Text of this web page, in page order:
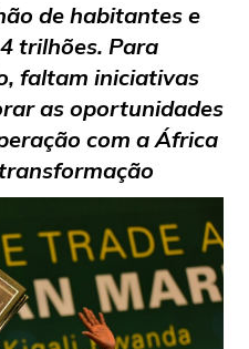
de habitantes e
trilhões. Para
faltam iniciativas
as oportunidades
com a África